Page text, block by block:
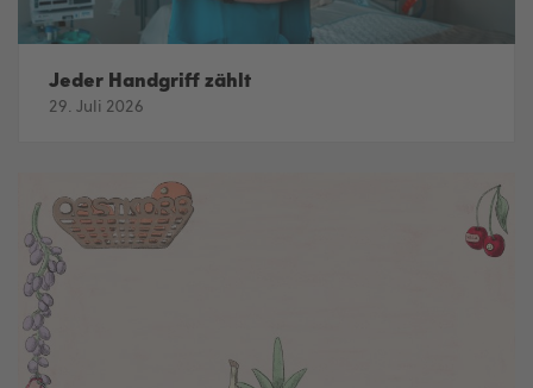
Jeder Handgriff zählt
29. Juli 2026